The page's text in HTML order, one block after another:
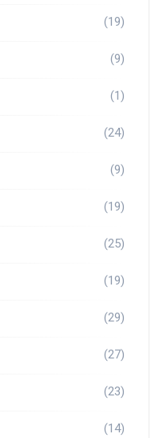
(19)
(9)
(1)
(24)
(9)
(19)
(25)
(19)
(29)
(27)
(23)
(14)